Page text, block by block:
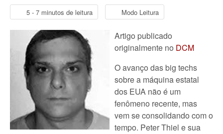
5 - 7 minutos de leitura Modo Leitura
Artigo publicado
originalmente no DCM
O avanço das big techs
sobre a máquina estatal
dos EUA não é um
fenômeno recente, mas
vem se consolidando com o
tempo. Peter Thiel e sua